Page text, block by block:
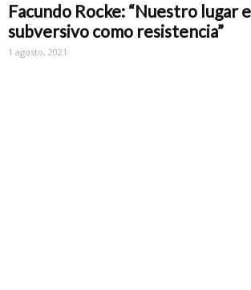
Facundo Rocke: “Nuestro lugar
subversivo como resistencia”
1 agosto, 2021